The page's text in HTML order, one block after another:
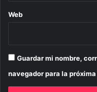
Web
Guardar mi nombre,
navegador para la